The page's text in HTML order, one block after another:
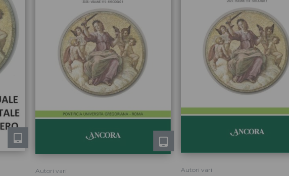
Autori vari Autori vari